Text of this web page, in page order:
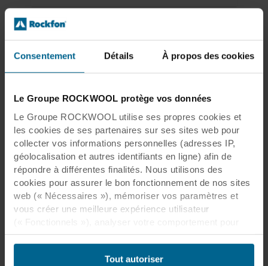
Consentement Détails À propos des cookies
Le Groupe ROCKWOOL protège vos données
Le Groupe ROCKWOOL utilise ses propres cookies et
les cookies de ses partenaires sur ses sites web pour
collecter vos informations personnelles (adresses IP,
géolocalisation et autres identifiants en ligne) afin de
répondre à différentes finalités. Nous utilisons des
cookies pour assurer le bon fonctionnement de nos sites
web (« Nécessaires »), mémoriser vos paramètres et
vous créer une meilleure expérience utilisateur
optimiser les sites web (« Statistiques ») et cibler notre
contenu et nos publicités sur les réseaux sociaux et les
sites web externes en fonction de votre comportement
Tout autoriser
Download case study
PDF 1.5 MB
Produits associés